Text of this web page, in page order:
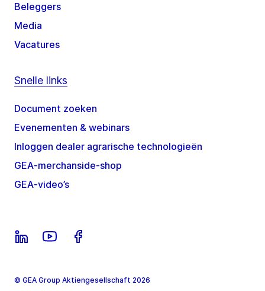
Beleggers
Media
Vacatures
Snelle links
Document zoeken
Evenementen & webinars
Inloggen dealer agrarische technologieën
GEA-merchanside-shop
GEA-video’s
© GEA Group Aktiengesellschaft 2026